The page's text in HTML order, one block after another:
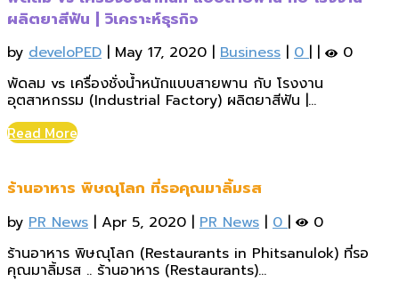
ผลิตยาสีฟัน | วิเคราะห์ธุรกิจ
by develoPED | May 17, 2020 | Business | 0| |
0
พัดลม vs เครื่องชั่งน้ำหนักแบบสายพาน กับ โรงงาน
อุตสาหกรรม (Industrial Factory) ผลิตยาสีฟัน |...
Read More
ร้านอาหาร พิษณุโลก ที่รอคุณมาลิ้มรส
by PR News | Apr 5, 2020 | PR News | 0 |
0
ร้านอาหาร พิษณุโลก (Restaurants in Phitsanulok) ที่รอ
คุณมาลิ้มรส .. ร้านอาหาร (Restaurants)...